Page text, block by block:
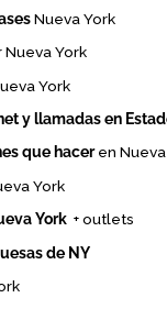
Nueva York
Nueva York
York
y llamadas en
que haceren
York
York + outlets
de NY